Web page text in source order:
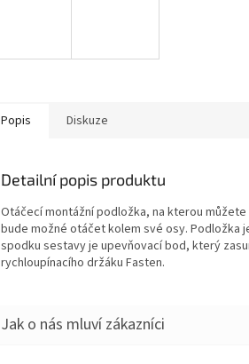
Popis Diskuze
Detailní popis produktu
Otáčecí montážní podložka, na kterou
bude možné otáčet kolem své osy. Podložka
spodku sestavy je upevňovací bod, který
rychloupínacího držáku Fasten.